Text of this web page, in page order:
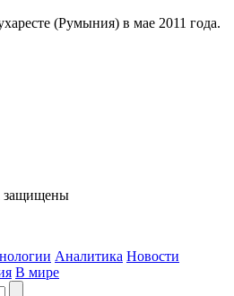
(Румыния) в мае 2011 года.
защищены
Аналитика Новости
В мире